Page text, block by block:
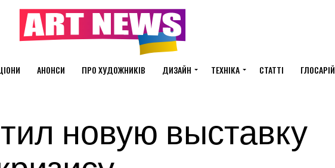
АНОНСИ ПРО ХУДОЖНИКІВ ДИЗАЙН ТЕХНІКА СТАТТІ ГЛОСАРІЙ
новую выставку